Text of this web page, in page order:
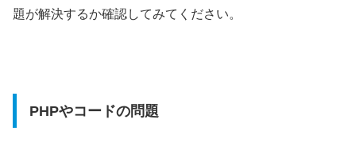
題が解決するか確認してみてください。
PHPやコードの問題